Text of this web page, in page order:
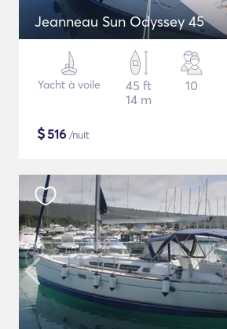
Jeanneau Sun Odyssey 45
Yacht à voile
45 ft
14 m
10
$516 /nuit